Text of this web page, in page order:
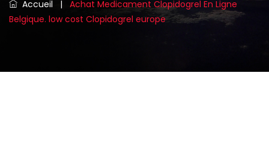
Accueil |
Achat Medicament Clopidogrel En Ligne
Belgique. low cost Clopidogrel europe